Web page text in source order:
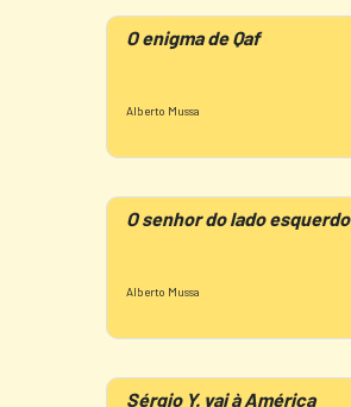
O enigma de Qaf
Alberto Mussa
O senhor do lado esquerdo
Alberto Mussa
Sérgio Y. vai à América